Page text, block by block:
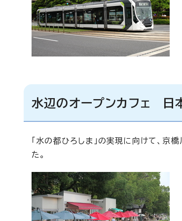
水辺のオープンカフェ 日
「水の都ひろしま」の実現に向けて、
た。